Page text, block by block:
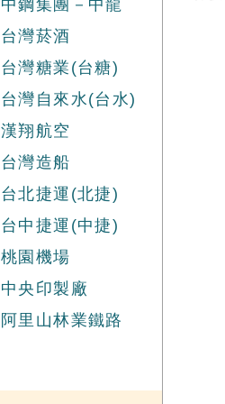
中鋼集團－中龍
台灣菸酒
台灣糖業(台糖)
台灣自來水(台水)
漢翔航空
台灣造船
台北捷運(北捷)
台中捷運(中捷)
桃園機場
中央印製廠
阿里山林業鐵路